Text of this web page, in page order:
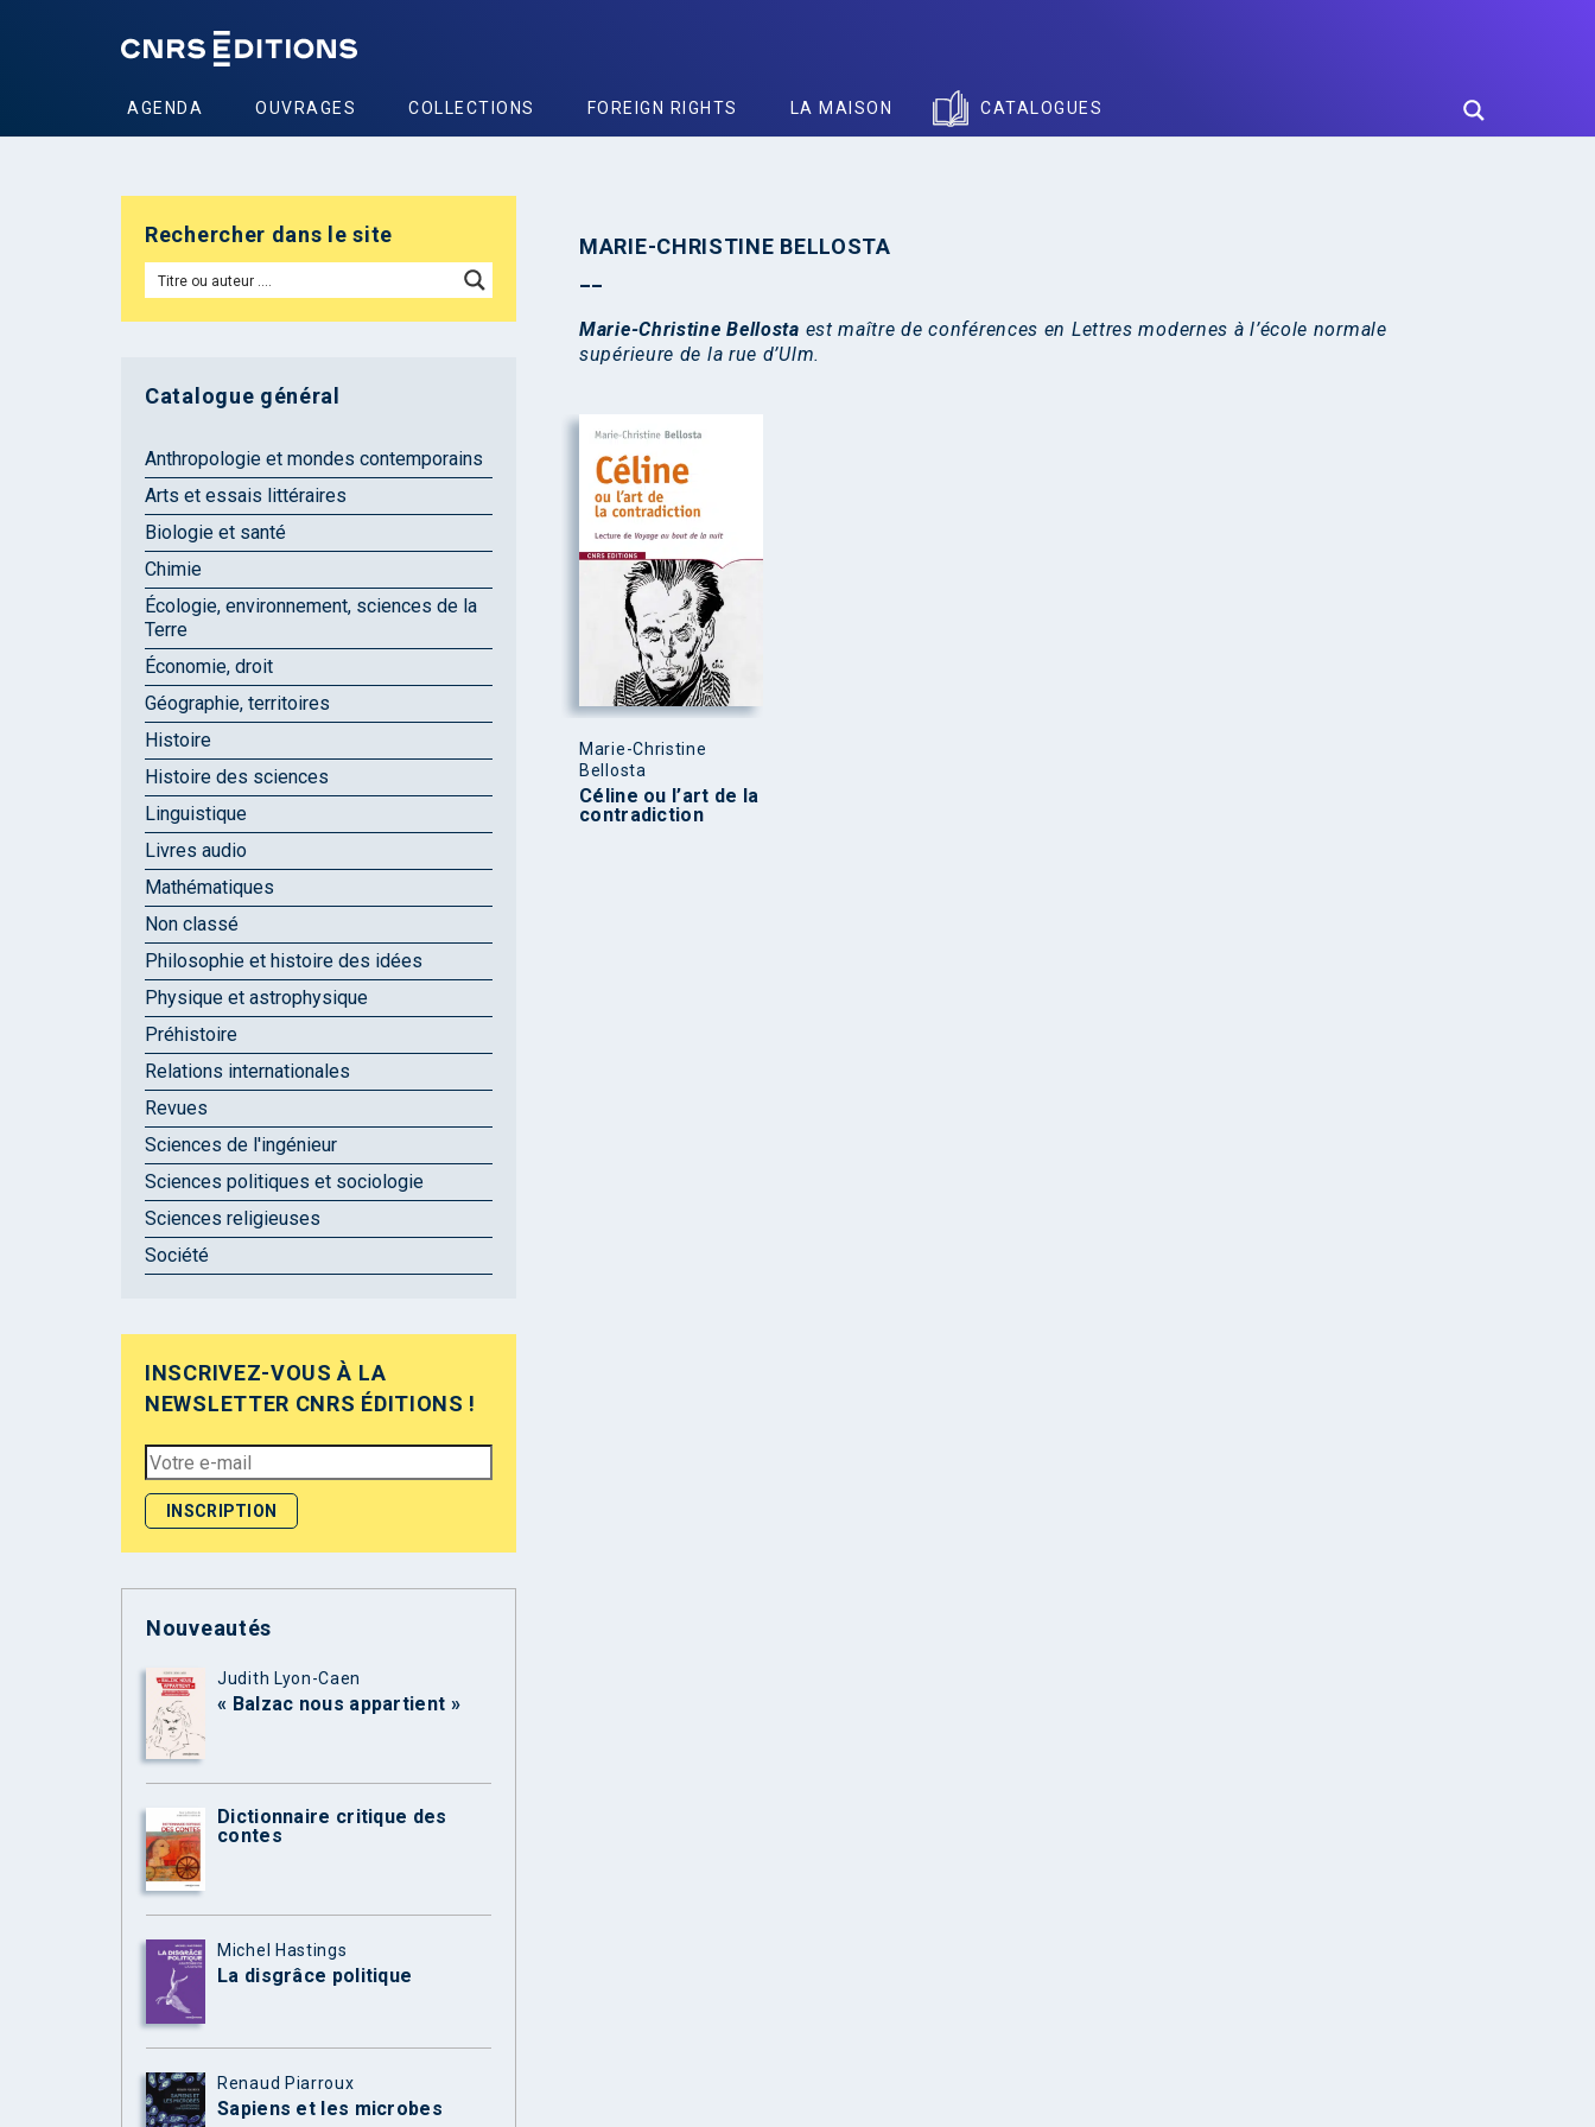
AGENDA OUVRAGES COLLECTIONS FOREIGN RIGHTS LA MAISON CATALOGUES
MARIE-CHRISTINE BELLOSTA
Marie-Christine Bellosta est maître de conférences en Lettres modernes à l’école normale
supérieure de la rue d’Ulm.
Marie-Christine
Bellosta
Céline ou l’art de la
contradiction
Rechercher dans le site
Catalogue général
Anthropologie et mondes contemporains
Arts et essais littéraires
Biologie et santé
Chimie
Écologie, environnement, sciences de la
Terre
Économie, droit
Géographie, territoires
Histoire
Histoire des sciences
Linguistique
Livres audio
Mathématiques
Non classé
Philosophie et histoire des idées
Physique et astrophysique
Préhistoire
Relations internationales
Revues
Sciences de l'ingénieur
Sciences politiques et sociologie
Sciences religieuses
Société
INSCRIVEZ-VOUS À LA
NEWSLETTER CNRS ÉDITIONS !
Nouveautés
Judith Lyon-Caen
« Balzac nous appartient »
Dictionnaire critique des
contes
Michel Hastings
La disgrâce politique
Renaud Piarroux
Sapiens et les microbes